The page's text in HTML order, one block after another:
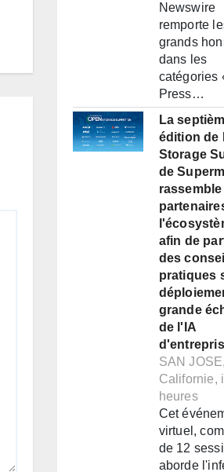
Newswire
remporte
grands
dans les
catégories
Press…
La
édition de
Storage
de
rassemble
afin de
des
pratiques
grande
de l'IA
SAN JOSE,
Californie,
heures
Cet
virtuel,
de 12
aborde